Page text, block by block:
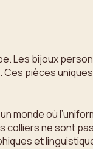
Les bijoux
pièces
monde où
colliers ne sont
et